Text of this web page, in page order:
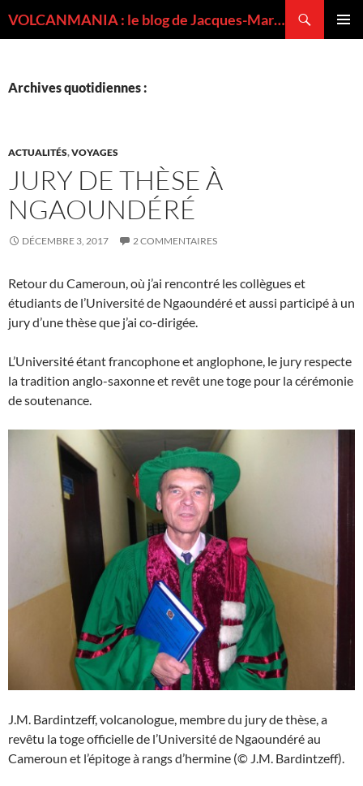
VOLCANMANIA : le blog de Jacques-Marie BARDINTZEFF, volcanologue
Archives quotidiennes :
ACTUALITÉS,VOYAGES
JURY DE THÈSE À
NGAOUNDÉRÉ
DÉCEMBRE 3, 2017 2 COMMENTAIRES
Retour du Cameroun, où j’ai rencontré les collègues et
étudiants de l’Université de Ngaoundéré et aussi participé à un
jury d’une thèse que j’ai co-dirigée.
L’Université étant francophone et anglophone, le jury respecte
la tradition anglo-saxonne et revêt une toge pour la cérémonie
de soutenance.
J.M. Bardintzeff, volcanologue, membre du jury de thèse, a
revêtu la toge officielle de l’Université de Ngaoundéré au
Cameroun et l’épitoge à rangs d’hermine (© J.M. Bardintzeff).